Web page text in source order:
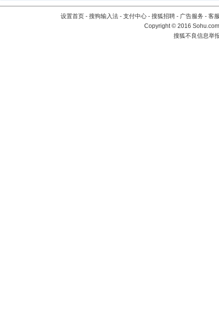
设置首页 - 搜狗输入法 - 支付中心 - 搜狐招聘 - 广告服务 - 客
Copyright©2016
搜狐不良信息举